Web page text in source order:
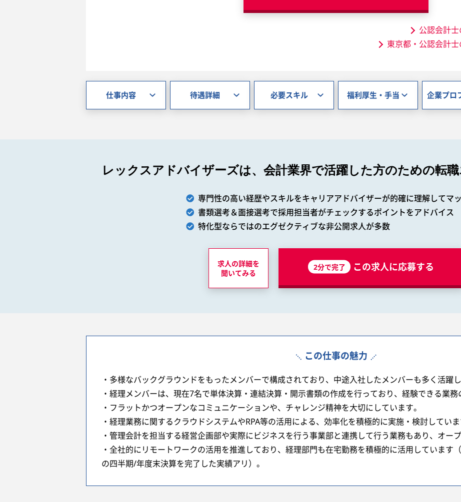
公認会計
東京都・公認会計
仕事内容 待遇詳細 必要スキル 福利厚生・手当 企業プロ
レックスアドバイザーズは、会計業界で活躍した方のための転職
専門性の高い経歴やスキルをキャリアアドバイザーが的確に理解してマ
書類選考＆面接選考で採用担当者がチェックするポイントをアドバイス
特化型ならではのエグゼクティブな非公開求人が多数
求人の詳細を
聞いてみる
2分で完了 この求人に応募する
この仕事の魅力
・多様なバックグラウンドをもったメンバーで構成されており、中途入社したメンバーも多く活躍し
・経理メンバーは、現在7名で単体決算・連結決算・開示書類の作成を行っており、経験できる業務
・フラットかつオープンなコミュニケーションや、チャレンジ精神を大切にしています。
・経理業務に関するクラウドシステムやRPA等の活用による、効率化を積極的に実施・検討していま
・管理会計を担当する経営企画部や実際にビジネスを行う事業部と連携して行う業務もあり、オープ
・全社的にリモートワークの活用を推進しており、経理部門も在宅勤務を積極的に活用しています
の四半期/年度末決算を完了した実績アリ）。